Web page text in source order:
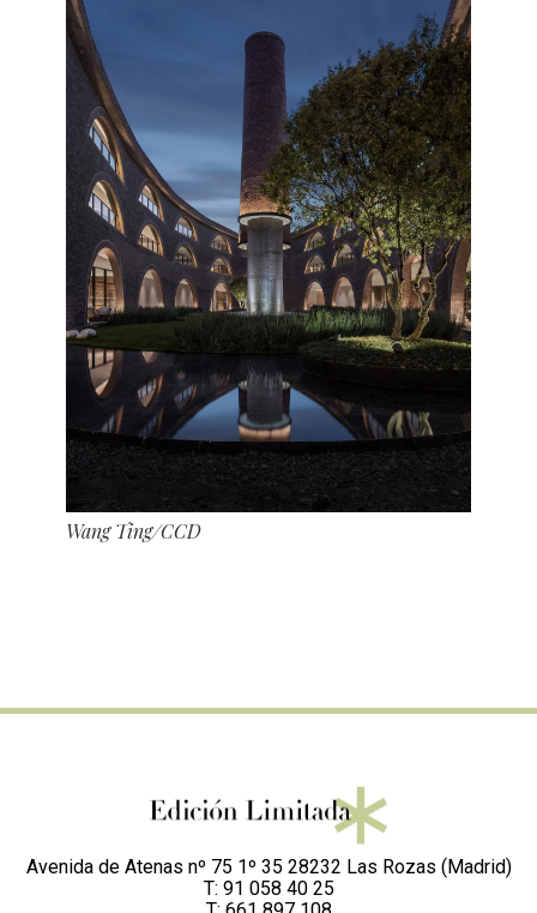
Wang Ting/CCD
Avenida de Atenas nº 75 1º 35 28232 Las Rozas (Madrid)
T: 91 058 40 25